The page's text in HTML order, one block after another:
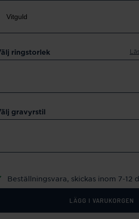
ringstorlek
gravyrstil
Beställningsvara, skickas inom 7-12
LÄGG I VARUKORGEN